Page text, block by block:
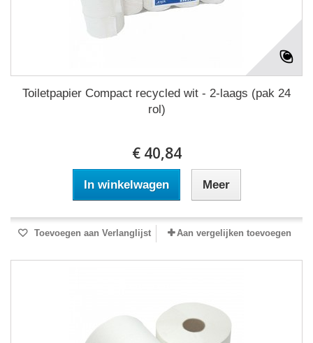
Toiletpapier Compact recycled wit - 2-laags (pak 24
rol)
€ 40,84
In winkelwagen Meer
Toevoegen aan Verlanglijst Aan vergelijken toevoegen